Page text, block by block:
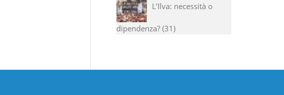
L’Ilva: necessità o
dipendenza? 31